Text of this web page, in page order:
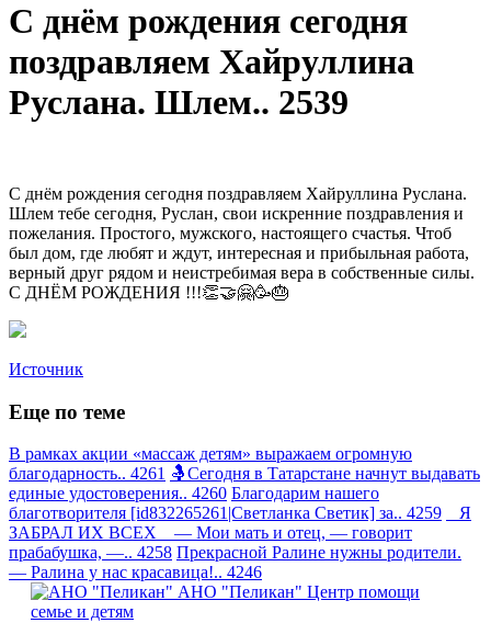
С днём рождения сегодня
поздравляем Хайруллина
Руслана. Шлем.. 2539
С днём рождения сегодня поздравляем Хайруллина Руслана.
Шлем тебе сегодня, Руслан, свои искренние поздравления и
пожелания. Простого, мужского, настоящего счастья. Чтоб
был дом, где любят и ждут, интересная и прибыльная работа,
верный друг рядом и неистребимая вера в собственные силы.
С ДНЁМ РОЖДЕНИЯ !!!👏🤝🤗🥳🎂
Источник
Еще по теме
В рамках акции «массаж детям» выражаем огромную
благодарность.. 4261 🤱Сегодня в Татарстане начнут выдавать
единые удостоверения.. 4260 Благодарим нашего
благотворителя [id832265261|Светланка Светик] за.. 4259
Я
ЗАБРАЛ ИХ ВСЕХ — Мои мать и отец, — говорит
прабабушка, —.. 4258 Прекрасной Ралине нужны родители.
— Ралина у нас красавица!.. 4246
АНО "Пеликан" Центр помощи
семье и детям